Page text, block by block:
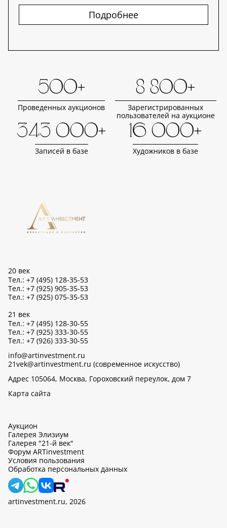
Подробнее
500+
Проведенных аукционов
8 800+
Зарегистрированных
пользователей на аукционе
343 000+
Записей в базе
16 000+
Художников в базе
20 век
Тел.: +7 (495) 128-35-53
Тел.: +7 (925) 905-35-53
Тел.: +7 (925) 075-35-53
21 век
Тел.: +7 (495) 128-30-55
Тел.: +7 (925) 333-30-55
Тел.: +7 (926) 333-30-55
info@artinvestment.ru
21vek@artinvestment.ru (современное искусство)
Адрес 105064, Москва, Гороховский переулок, дом 7
Карта сайта
Аукцион
Галерея Элизиум
Галерея "21-й век"
Форум ARTinvestment
Условия пользования
Обработка персональных данных
artinvestment.ru, 2026